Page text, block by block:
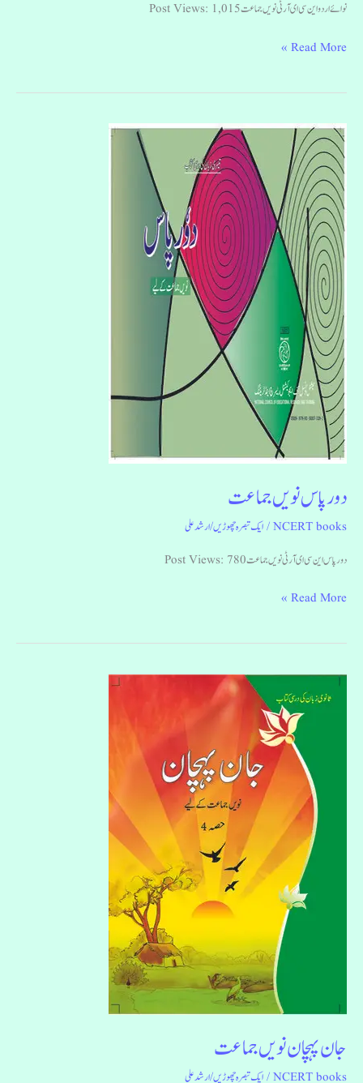
نوائے اردو این سی ای آر ٹی نویں جماعت Post Views: 1,015
Read More »
دور پاس نویں جماعت
NCERT books
/ایک تبصرہ چھوڑیں/ارشد علی
دور پاس این سی ای آر ٹی نویں جماعت Post Views: 780
دور
پاس
نویں
جماعت
Read More »
جان پہچان نویں جماعت
NCERT books
/ایک تبصرہ چھوڑیں/ارشد علی
جان